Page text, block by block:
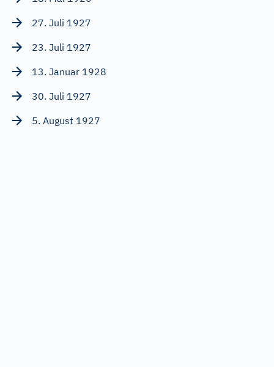
27. Juli 1927
23. Juli 1927
13. Januar 1928
30. Juli 1927
5. August 1927